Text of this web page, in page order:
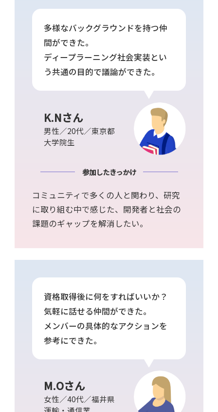
多様なバックグラウンドを持つ仲
間ができた。
ディープラーニング社会実装とい
う共通の目的で議論ができた。
K.Nさん
男性／20代／東京都
大学院生
参加したきっかけ
コミュニティで多くの人と関わり、研究
に取り組む中で感じた、開発者と社会の
課題のギャップを解消したい。
資格取得後に何をすればいいか？
気軽に話せる仲間ができた。
メンバーの具体的なアクションを
参考にできた。
M.Oさん
女性／40代／福井県